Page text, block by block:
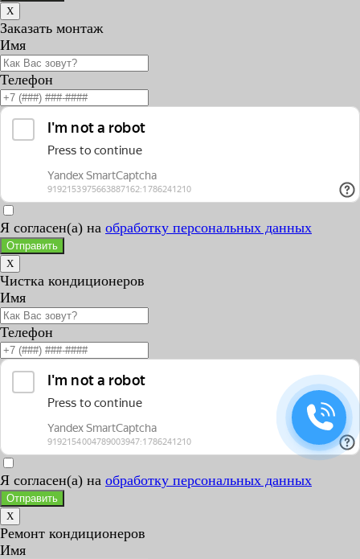
X
Заказать монтаж
Имя
Телефон
Я согласен(а) на обработку персональных данных
Отправить
X
Чистка кондиционеров
Имя
Телефон
Я согласен(а) на обработку персональных данных
Отправить
X
Ремонт кондиционеров
Имя